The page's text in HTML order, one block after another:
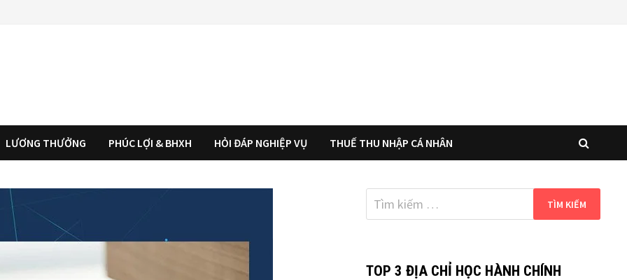
LƯƠNG THƯỞNG PHÚC LỢI & BHXH HỎI ĐÁP NGHIỆP VỤ THUẾ THU NHẬP CÁ NHÂN
Tìm
kiếm
TOP 3 ĐỊA CHỈ HỌC HÀNH CHÍNH